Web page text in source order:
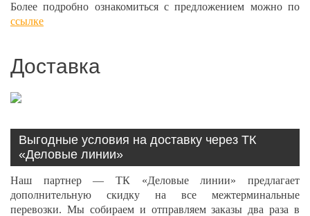
Более подробно ознакомиться с предложением можно по
ссылке
Доставка
Выгодные условия на доставку через ТК
«Деловые линии»
Наш партнер — ТК «Деловые линии» предлагает
дополнительную скидку на все межтерминальные
перевозки. Мы собираем и отправляем заказы два раза в